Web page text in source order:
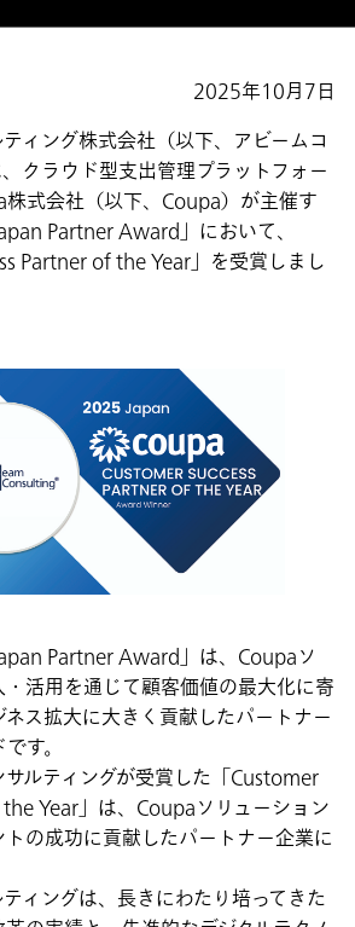
2025年10月7日
ィング株式会社（以下、アビームコ
クラウド型支出管理プラットフォー
式会社（以下、Coupa）が主催す
Partner Award」において、
Partner of the Year」を受賞しまし
Partner Award」は、Coupaソ
・活用を通じて顧客価値の最大化に寄
ス拡大に大きく貢献したパートナー
す。
ルティングが受賞した「Customer
Year」は、Coupaソリューション
の成功に貢献したパートナー企業に
ィングは、長きにわたり培ってきた